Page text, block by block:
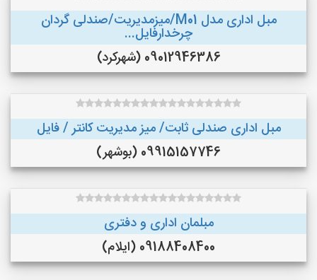
مبل اداری مدل M01/میزمدیریت/صندلی گردان
چرخدارفایل...
09012946386 (شهرکرد)
مبل اداری صندلی ثابت/ میز مدیریت کانتر / فایل
09915157746 (بوشهر)
مبلمان اداری و دفتری
09188408400 (ایلام)